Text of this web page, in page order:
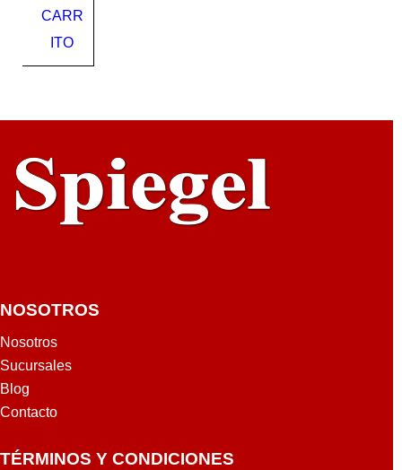
A
PV
40
CARR
ITO
NOSOTROS
Nosotros
Sucursales
Blog
Contacto
TÉRMINOS Y CONDICIONES